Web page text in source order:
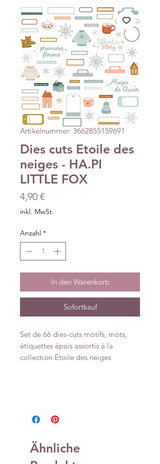
Artikelnummer: 3662855159691
Dies cuts Etoile des
neiges - HA.PI
LITTLE FOX
4,90 €Preis
inkl. MwSt.
Anzahl *
In den Warenkorb
Sofortkauf
Set de 66 dies-cuts motifs, mots,
étiquettes épais assortis à la
collection Etoile des neiges
Ähnliche